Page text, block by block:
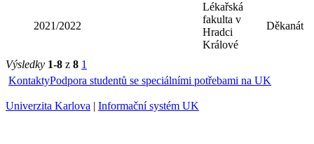
2021/2022
Lékařská
fakulta v
Hradci
Králové
Děkanát
Výsledky 1-8 z 8 1
KontaktyPodpora studentů se speciálními potřebami na UK
Univerzita Karlova | Informační systém UK